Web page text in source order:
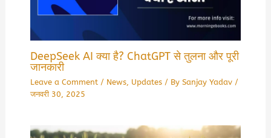
DeepSeek AI क्या है? ChatGPT से तुलना और पूरी
जानकारी
Leave a Comment / News, Updates/ By Sanjay Yadav /
जनवरी 30, 2025